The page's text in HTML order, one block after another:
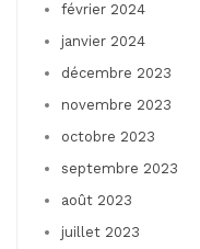
février 2024
janvier 2024
décembre 2023
novembre 2023
octobre 2023
septembre 2023
août 2023
juillet 2023